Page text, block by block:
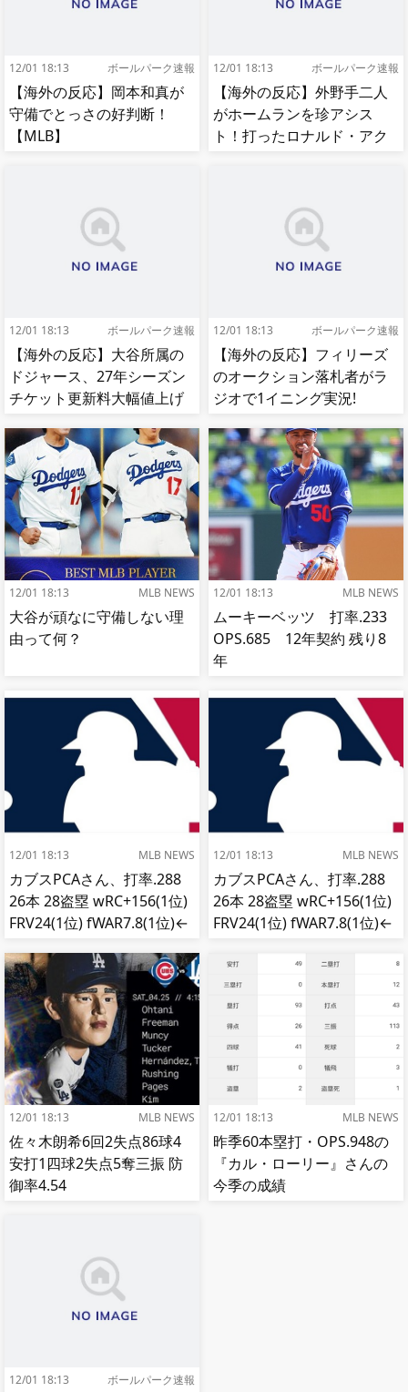
12/01 18:13 ボールパーク速報
【海外の反応】岡本和真が
守備でとっさの好判断！
【MLB】
12/01 18:13 ボールパーク速報
【海外の反応】外野手二人
がホームランを珍アシス
ト！打ったロナルド・アク
12/01 18:13 ボールパーク速報
【海外の反応】大谷所属の
ドジャース、27年シーズン
チケット更新料大幅値上げ
12/01 18:13 ボールパーク速報
【海外の反応】フィリーズ
のオークション落札者がラ
ジオで1イニング実況!
12/01 18:13 MLB NEWS
大谷が頑なに守備しない理
由って何？
12/01 18:13 MLB NEWS
ムーキーベッツ 打率.233
OPS.685 12年契約 残り8
年
12/01 18:13 MLB NEWS
カブスPCAさん、打率.288
26本 28盗塁 wRC+156(1位)
FRV24(1位) fWAR7.8(1位)←
12/01 18:13 MLB NEWS
カブスPCAさん、打率.288
26本 28盗塁 wRC+156(1位)
FRV24(1位) fWAR7.8(1位)←
12/01 18:13 MLB NEWS
佐々木朗希6回2失点86球4
安打1四球2失点5奪三振 防
御率4.54
12/01 18:13 MLB NEWS
昨季60本塁打・OPS.948の
『カル・ローリー』さんの
今季の成績
12/01 18:13 ボールパーク速報